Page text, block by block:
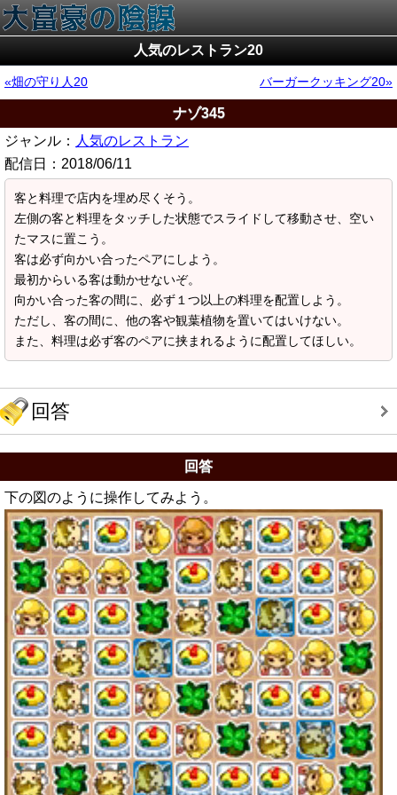
人気のレストラン20
畑の守り人20 バーガークッキング20
ナゾ345
ジャンル： 人気のレストラン
配信日： 2018/06/11
客と料理で店内を埋め尽くそう。
左側の客と料理をタッチした状態でスライドして移動させ、空い
たマスに置こう。
客は必ず向かい合ったペアにしよう。
最初からいる客は動かせないぞ。
向かい合った客の間に、必ず１つ以上の料理を配置しよう。
ただし、客の間に、他の客や観葉植物を置いてはいけない。
また、料理は必ず客のペアに挟まれるように配置してほしい。
回答
回答
下の図のように操作してみよう。